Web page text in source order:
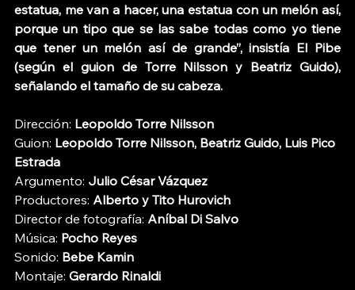
estatua, me van a hacer, una estatua con un melón así,
porque un tipo que se las sabe todas como yo tiene
que tener un melón así de grande”, insistía El Pibe
(según el guion de Torre Nilsson y Beatriz Guido),
señalando el tamaño de su cabeza.
Dirección: Leopoldo Torre Nilsson
Guion: Leopoldo Torre Nilsson, Beatriz Guido, Luis Pico
Estrada
Argumento: Julio César Vázquez
Productores: Alberto y Tito Hurovich
Director de fotografía: Aníbal Di Salvo
Música: Pocho Reyes
Sonido: Bebe Kamin
Montaje: Gerardo Rinaldi